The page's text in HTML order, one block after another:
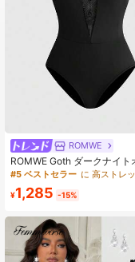
ROMWE
ROMWE Goth ダークナイト
ゴシック調 オフショルダー
ディープVネック プラスサ
ル)
#5 ベストセラー
¥1,285 -15%